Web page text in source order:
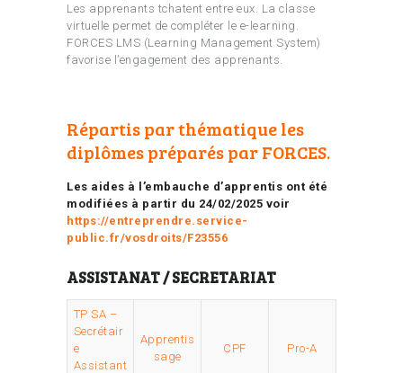
Les apprenants tchatent entre eux. La classe
virtuelle permet de compléter le e-learning.
FORCES LMS (Learning Management System)
favorise l’engagement des apprenants.
Répartis par thématique les
diplômes préparés par FORCES.
Les aides à l’embauche d’apprentis ont été
modifiées à partir du 24/02/2025 voir
https://entreprendre.service-
public.fr/vosdroits/F23556
ASSISTANAT / SECRETARIAT
TP SA –
Secrétair
e
Assistant
Apprentis
sage
CPF Pro-A